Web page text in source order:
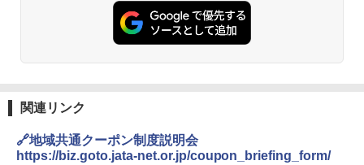
PYKES PEAK (パイクスピーク) 着替えテン
ト プライバシー テント 【中が透けない】 1
人用 折りたたみ 防災グッズ 災害用トイレ ビ
易 トイレテント (ブラック)
ENDLESS BASE 《めざましテレビで紹介》
テント ワンタッチ RENEW 幅200 2-3人用 43
レーム ドーム型 テント
￥14,800
￥6,459
関連リンク
🔗地域共通クーポン制度説明会
https://biz.goto.jata-net.or.jp/coupon_briefing_form/